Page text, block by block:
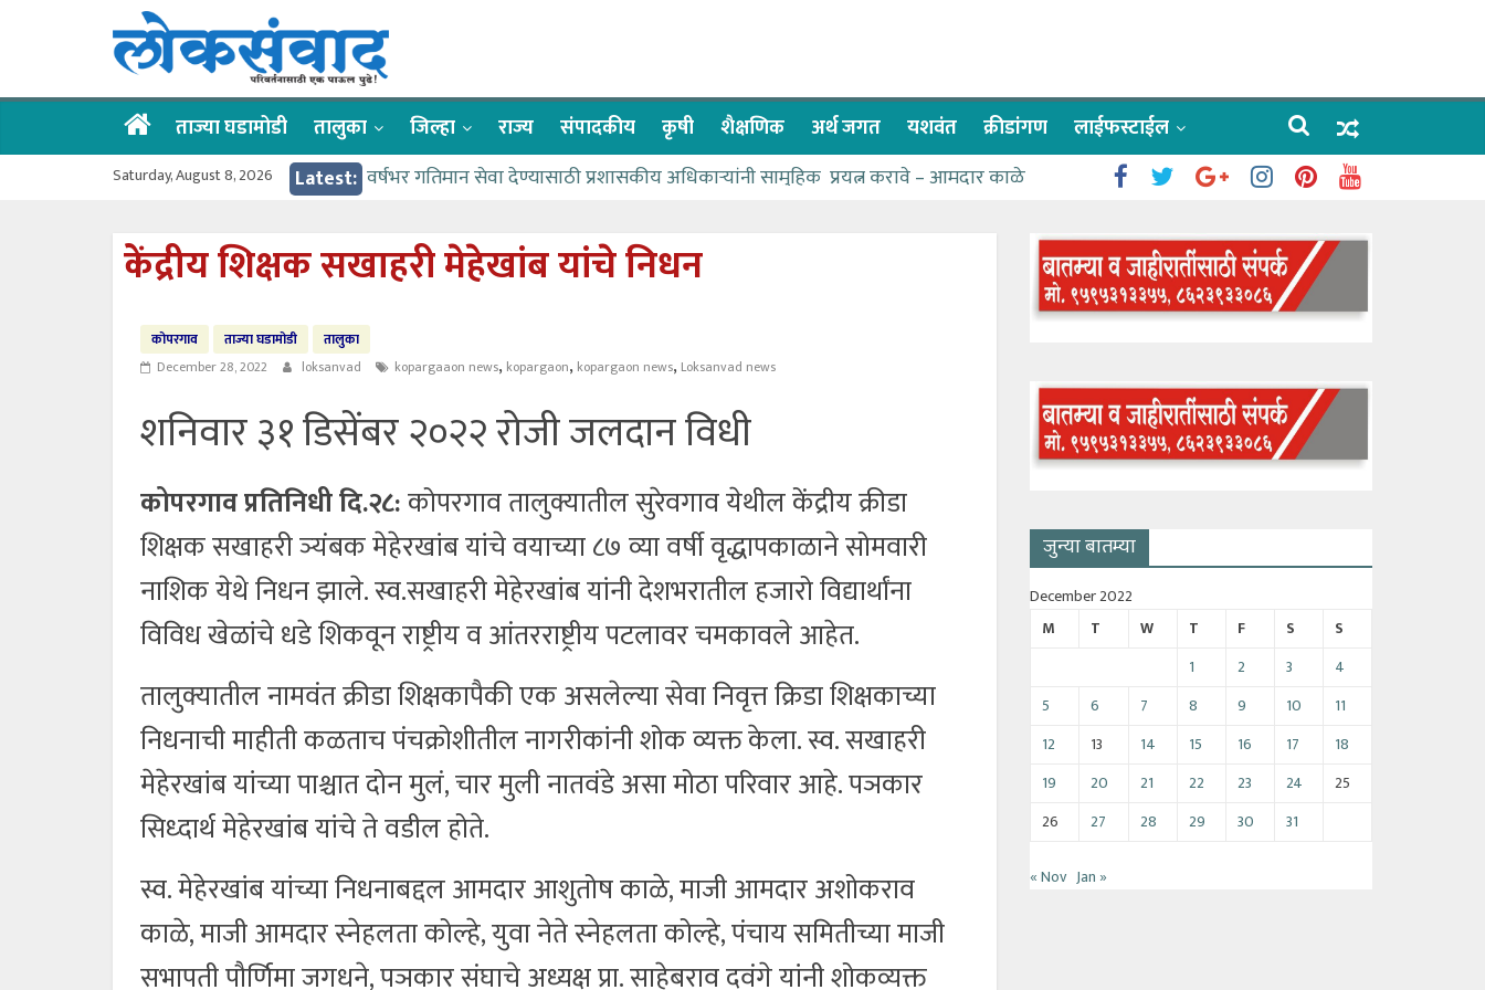
लोकसंवाद
ताज्या
घडामोडी
ताज्या घडामोडी तालुका जिल्हा राज्य संपादकीय कृषी शैक्षणिक अर्थ जगत यशवंत क्रीडांगण लाईफस्टाईल
Saturday, August 8, 2026 Latest: वर्षभर गतिमान सेवा देण्यासाठी प्रशासकीय अधिकाऱ्यांनी सामुहिक प्रयत्न करावे – आमदार काळे
आत्मामालिक गुरूकूलाचे २२८ विद्यार्थी शिष्यवृत्तीस पात्र
ईच्छा आणि मेहनतीच्या बळावर यश मिळवता येते – शिवप्रसाद पंडोरे
केंद्रीय शिक्षक सखाहरी मेहेखांब यांचे निधन
कोपरगाव ताज्या घडामोडी
तालुका
December 28, 2022
loksanvad kopargaaon news, kopargaon, kopargaon news, Loksanvad news
शनिवार ३१ डिसेंबर २०२२ रोजी जलदान विधी
कोपरगाव प्रतिनिधी दि.२८:कोपरगाव तालुक्यातील सुरेवगाव येथील केंद्रीय क्रीडा
शिक्षक सखाहरी ञ्यंबक मेहेरखांब यांचे वयाच्या ८७ व्या वर्षी वृद्धापकाळाने सोमवारी
नाशिक येथे निधन झाले. स्व.सखाहरी मेहेरखांब यांनी देशभरातील हजारो विद्यार्थांना
विविध खेळांचे धडे शिकवून राष्ट्रीय व आंतरराष्ट्रीय पटलावर चमकावले आहेत.
तालुक्यातील नामवंत क्रीडा शिक्षकापैकी एक असलेल्या सेवा निवृत्त क्रिडा शिक्षकाच्या
निधनाची माहीती कळताच पंचक्रोशीतील नागरीकांनी शोक व्यक्त केला. स्व. सखाहरी
मेहेरखांब यांच्या पाश्चात दोन मुलं, चार मुली नातवंडे असा मोठा परिवार आहे. पञकार
सिध्दार्थ मेहेरखांब यांचे ते वडील होते.
स्व. मेहेरखांब यांच्या निधनाबद्दल आमदार आशुतोष काळे, माजी आमदार अशोकराव
काळे, माजी आमदार स्नेहलता कोल्हे, युवा नेते स्नेहलता कोल्हे, पंचाय समितीच्या माजी
सभापती पौर्णिमा जगधने, पञकार संघाचे अध्यक्ष प्रा. साहेबराव दवंगे यांनी शोकव्यक्त
जुन्या बातम्या
December 2022
M
T W T F S
S
1
2 3
4
5
6 7 8 9 10
11
12
13 14 15 16 17
18
19
20 21 22 23 24
25
26
27 28 29 30 31
« Nov Jan »